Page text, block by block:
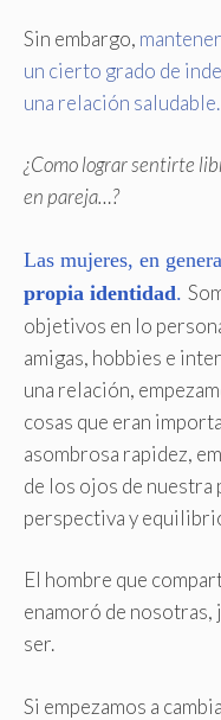
Sin embargo, mantener
un cierto grado de
una relación saludable.
¿Como lograr sentirte
en pareja…?
Las mujeres, en
propia identidad.
objetivos en lo
amigas, hobbies e
una relación,
cosas que eran
asombrosa rapidez,
de los ojos de nuestra
perspectiva y
El hombre que
enamoró de nosotras,
ser.
Si empezamos a